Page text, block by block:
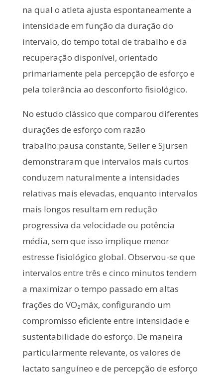
na qual o atleta ajusta espontaneamente a
intensidade em função da duração do
intervalo, do tempo total de trabalho e da
recuperação disponível, orientado
primariamente pela percepção de esforço e
pela tolerância ao desconforto fisiológico.
No estudo clássico que comparou diferentes
durações de esforço com razão
trabalho:pausa constante, Seiler e Sjursen
demonstraram que intervalos mais curtos
conduzem naturalmente a intensidades
relativas mais elevadas, enquanto intervalos
mais longos resultam em redução
progressiva da velocidade ou potência
média, sem que isso implique menor
estresse fisiológico global. Observou-se que
intervalos entre três e cinco minutos tendem
a maximizar o tempo passado em altas
frações do VO₂máx, configurando um
compromisso eficiente entre intensidade e
sustentabilidade do esforço. De maneira
particularmente relevante, os valores de
lactato sanguíneo e de percepção de esforço